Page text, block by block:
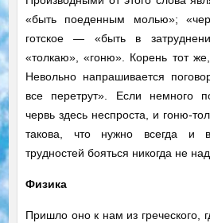
«быть поеденным молью»;
готское — «быть в
«толкаю», «гоню». Корень тот
Невольно напрашивается
все перетрут». Если немного
червь здесь неспроста, и гоню-
такова, что нужно всегда и
трудностей бояться никогда не
Физика
Пришло оно к нам из греческого,